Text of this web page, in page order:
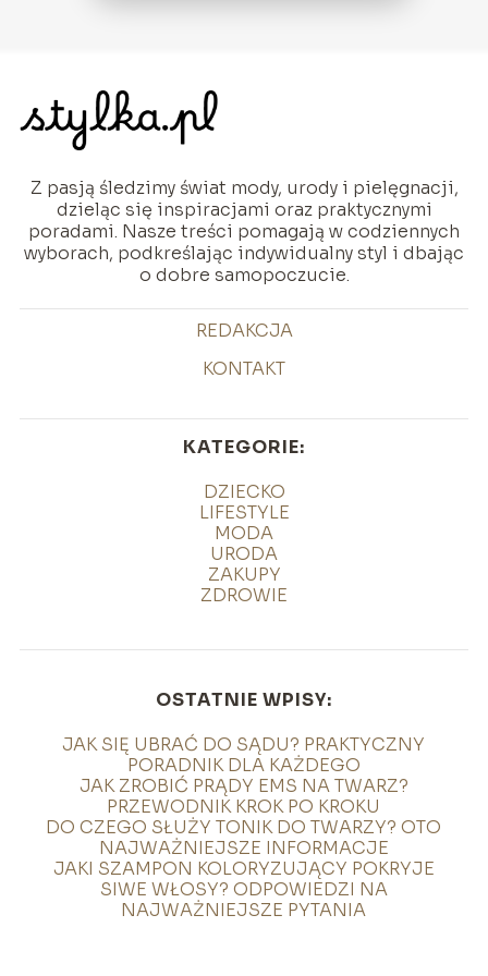
Z pasją śledzimy świat mody, urody i pielęgnacji,
dzieląc się inspiracjami oraz praktycznymi
poradami. Nasze treści pomagają w codziennych
wyborach, podkreślając indywidualny styl i dbając
o dobre samopoczucie.
REDAKCJA
KONTAKT
KATEGORIE:
DZIECKO
LIFESTYLE
MODA
URODA
ZAKUPY
ZDROWIE
OSTATNIE WPISY:
JAK SIĘ UBRAĆ DO SĄDU? PRAKTYCZNY
PORADNIK DLA KAŻDEGO
JAK ZROBIĆ PRĄDY EMS NA TWARZ?
PRZEWODNIK KROK PO KROKU
DO CZEGO SŁUŻY TONIK DO TWARZY? OTO
NAJWAŻNIEJSZE INFORMACJE
JAKI SZAMPON KOLORYZUJĄCY POKRYJE
SIWE WŁOSY? ODPOWIEDZI NA
NAJWAŻNIEJSZE PYTANIA